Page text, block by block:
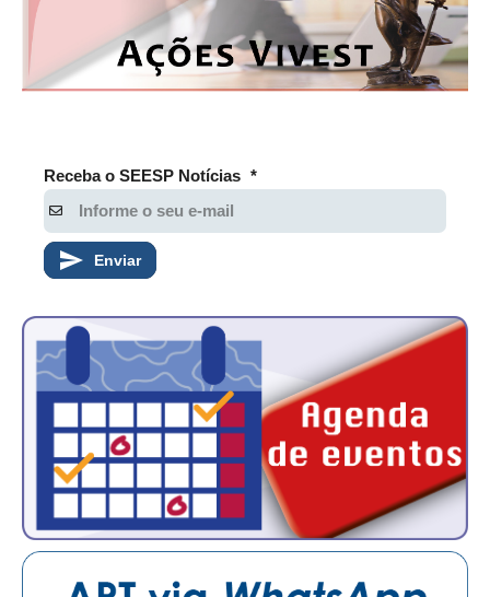
Receba o SEESP Notícias *
Enviar